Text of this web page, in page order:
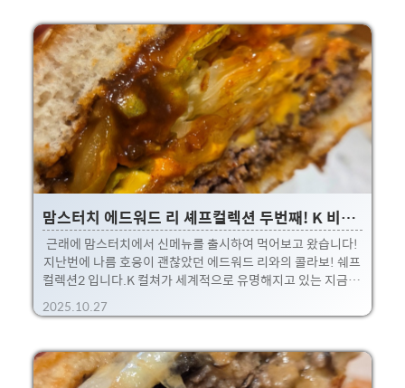
요.그리고 매번 느끼는거지만... 싸구려 만원 초반대 치킨먹다
가...2만원 넘는 치킨 먹으니까 치킨에 남아 있는 육즙이 차원
이 다르더라구요. 다리살 한입 물면 속이 촉촉하니 진짜 맛있습
니다.확실히 BBQ나 BHC나 살아남은 치킨 브랜드들은 자체적
으로 기술력이 있구나 생각이 들었던 하루.* 사실 이런 식감은
바로 튀겨서 배달오는 순간에나 느낄 수 있는 사치?!..
맘스터치 에드워드 리 셰프컬렉션 두번째! K 비프버거
근래에 맘스터치에서 신메뉴를 출시하여 먹어보고 왔습니다!
지난번에 나름 호응이 괜찮았던 에드워드 리와의 콜라보! 쉐프
컬렉션2 입니다.K 컬쳐가 세계적으로 유명해지고 있는 지금, K
버거 출시 안하면 말이 안되죠 후후.그래서 K 버거라고 출시하
였습니다! 싸이버거와 비프버거 2개 타임으로 출시했는데, 전
주문해봤습니다! 패티크기는 보통인데, 높이가 남다른 맘스터
치! 이건 칭찬해~ 이번 콜라보 컨셉은 K(korea)인데,K하면 역
2025.10.27